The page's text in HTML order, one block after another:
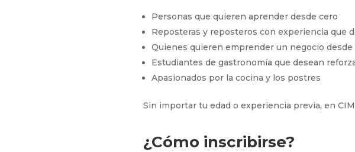
Personas que quieren aprender desde cero
Reposteras y reposteros con experiencia que
Quienes quieren emprender un negocio desde
Estudiantes de gastronomía que desean
Apasionados por la cocina y los postres
Sin importar tu edad o experiencia previa, en
¿Cómo inscribirse?